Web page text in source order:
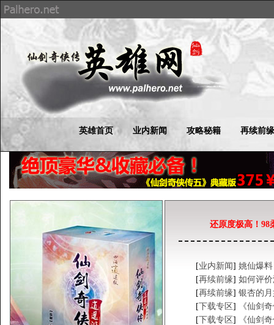
英雄首页 业内新闻 攻略秘籍 再续前缘
还原度极高！98
[业内新闻] 姚仙爆
[再续前缘] 如何评
[再续前缘] 银杏的
[下载专区]
《仙剑
[下载专区]
《仙剑